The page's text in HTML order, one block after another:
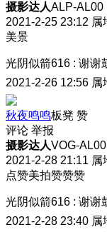
摄影达人ALP-AL00
2021-2-25 23:12 属
美景
光阴似箭616 : 谢谢
2021-2-26 12:56 属
秋夜鸣鸣板凳 赞
评论 举报
摄影达人VOG-AL00
2021-2-28 21:11 属
点赞美拍赞赞赞
光阴似箭616 : 谢谢
2021-2-28 23:40 属